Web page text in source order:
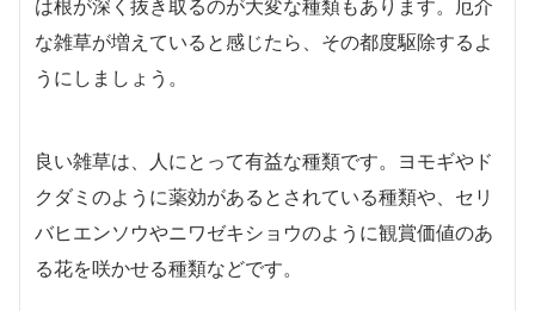
は根が深く抜き取るのが大変な種類もあります。厄介
な雑草が増えていると感じたら、その都度駆除するよ
うにしましょう。
良い雑草は、人にとって有益な種類です。ヨモギやド
クダミのように薬効があるとされている種類や、セリ
バヒエンソウやニワゼキショウのように観賞価値のあ
る花を咲かせる種類などです。